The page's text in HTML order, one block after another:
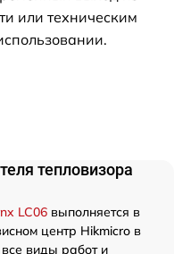
или техническим
тепловизора
LC06 выполняется в
центр Hikmicro в
виды работ и